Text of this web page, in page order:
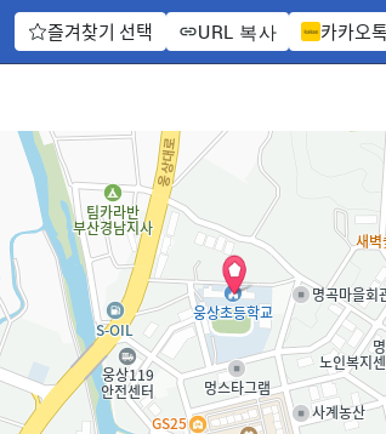
즐겨찾기 선택 URL 복사 카카오